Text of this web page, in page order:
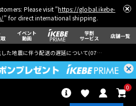
Please visit "https://global.ikebe-
" for direct international shipping.
イベント
動画
学割
サービス 店舗一覧
した地震に伴う配送の遅延について(07月29日
0